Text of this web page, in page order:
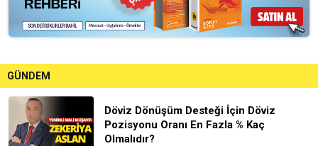
GÜNDEM
Döviz Dönüşüm Desteği İçin Döviz
Pozisyonu Oranı En Fazla % Kaç
Olmalıdır?